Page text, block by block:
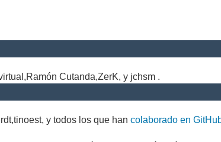
Cutanda,ZerK, y jchsm .
y todos los que hancolaborado en